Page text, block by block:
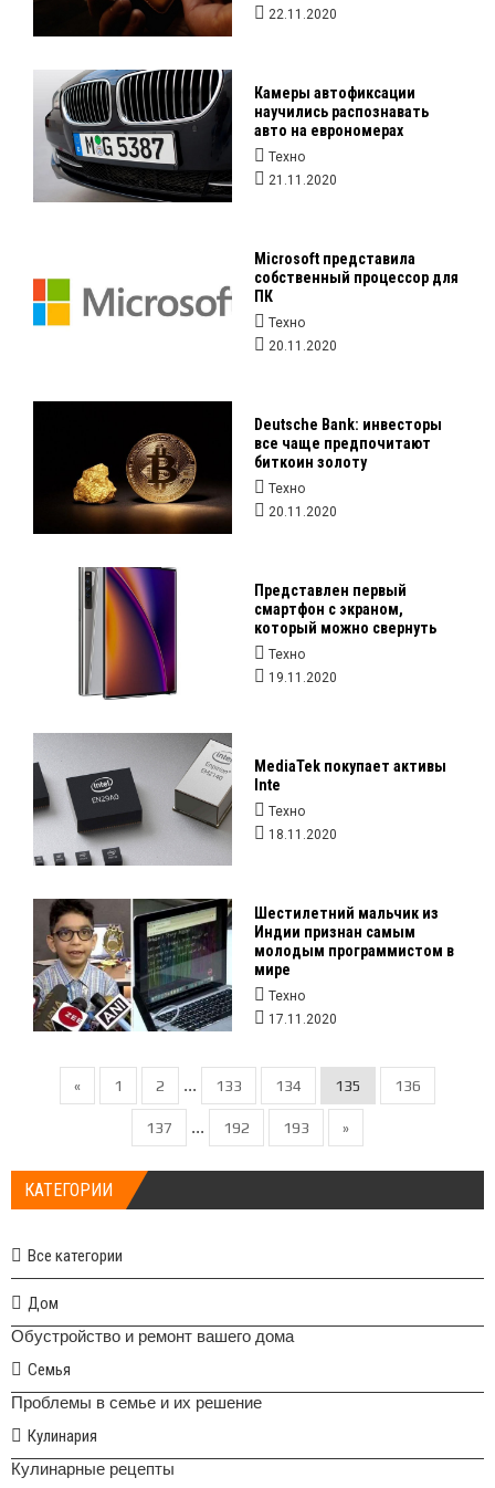
22.11.2020
Камеры автофиксации
научились распознавать
авто на еврономерах
Техно
21.11.2020
Microsoft представила
собственный процессор для
ПК
Техно
20.11.2020
Deutsche Bank: инвесторы
все чаще предпочитают
биткоин золоту
Техно
20.11.2020
Представлен первый
смартфон с экраном,
который можно свернуть
Техно
19.11.2020
MediaTek покупает активы
Inte
Техно
18.11.2020
Шестилетний мальчик из
Индии признан самым
молодым программистом в
мире
Техно
17.11.2020
« 1 2 ... 133 134 135 136
137 ... 192 193 »
КАТЕГОРИИ
Все категории
Дом
Обустройство и ремонт вашего дома
Семья
Проблемы в семье и их решение
Кулинария
Кулинарные рецепты